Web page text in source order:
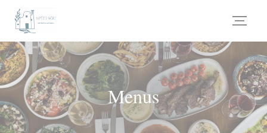
Painel de Gerenciamento de Cookies
Menus